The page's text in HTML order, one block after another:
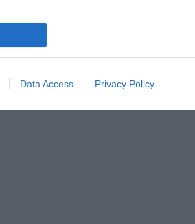
Data Access Privacy Policy
tā spēlēt?” Latvieši noliec
Rio smiltīs
čempionāta posmos